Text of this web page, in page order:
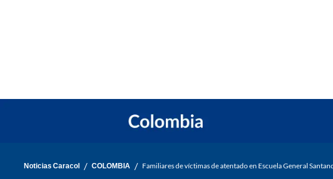
Noticias Caracol / COLOMBIA / Familiares de víctimas de atentado en Escuela General